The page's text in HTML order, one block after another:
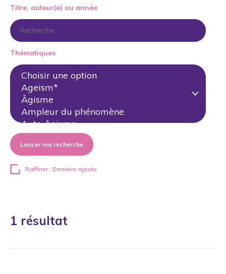
Titre, auteur(e) ou année
Thématiques
Lancer ma recherche
Raffiner : Derniers ajouts
1 résultat